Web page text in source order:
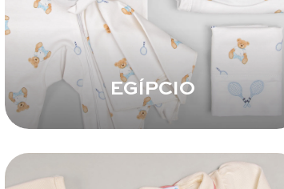
EGÍPCIO